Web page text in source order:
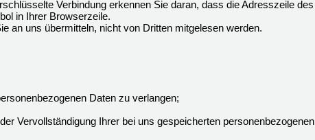
Verbindung erkennen Sie daran, dass die Adresszeile des
in Ihrer Browserzeile.
an uns übermitteln, nicht von Dritten mitgelesen werden.
Daten zu verlangen;
Vervollständigung Ihrer bei uns gespeicherten personenbezogenen